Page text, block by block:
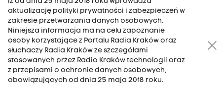
RADIO KRAKÓW SA. Aleja Juliusza Słowackiego 22, 30-007
Kraków
aktualizację polityki prywatności i zabezpieczeń w
zakresie przetwarzania danych osobowych.
Niniejsza informacja ma na celu zapoznanie
osoby korzystające z Portalu Radia Kraków oraz
słuchaczy Radia Kraków ze szczegółami
stosowanych przez Radio Kraków technologii oraz
z przepisami o ochronie danych osobowych,
obowiązujących od dnia 25 maja 2018 roku.